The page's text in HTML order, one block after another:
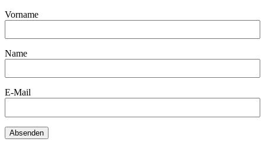
Vorname
Name
E-Mail